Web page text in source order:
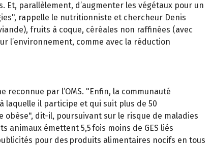
parallèlement, d’augmenter les végétaux pour un
rappelle le nutritionniste et chercheur Denis
fruits à coque, céréales non raffinées (avec
l’environnement, comme avec la réduction
par l’OMS. "Enfin, la communauté
laquelle il participe et qui suit plus de 50
obèse", dit-il, poursuivant sur le risque de maladies
émettent 5,5 fois moins de GES liés
pour des produits alimentaires nocifs en tous